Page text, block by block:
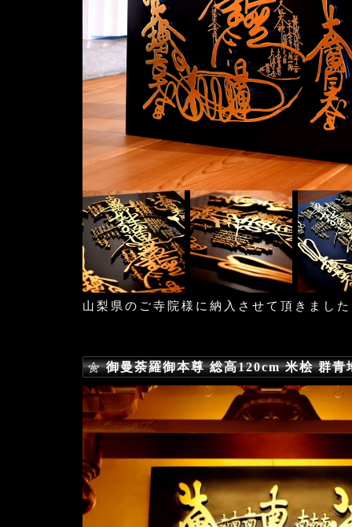
山梨県のご寺院様に納入させて頂きまし
御曼荼羅御本尊 総高120cm 米桧 群青